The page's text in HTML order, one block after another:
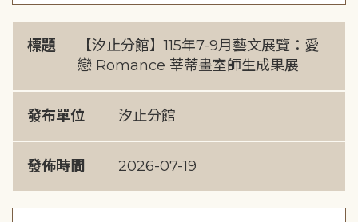
標題
【汐止分館】115年7-9月藝文展覽：愛
戀 Romance 莘蒂畫室師生成果展
發布單位 汐止分館
發佈時間 2026-07-19